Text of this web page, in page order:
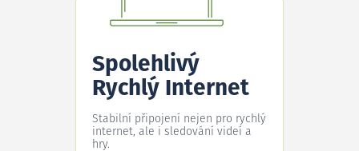
Spolehlivý
Rychlý Internet
Stabilní připojení nejen pro rychlý
internet, ale i sledování videí a
hry.